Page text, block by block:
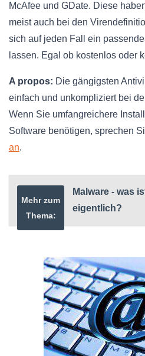
McAfee und GDate. Diese
meist auch bei den
sich auf jeden Fall ein
lassen. Egal ob kostenlos oder
A propos: Die gängigsten
einfach und unkompliziert bei
Wenn Sie umfangreichere
Software benötigen, sprechen
an.
Mehr zum
Thema:
Malware - was
eigentlich?